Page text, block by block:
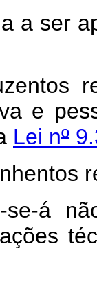
a ser
e
Lei nº
á